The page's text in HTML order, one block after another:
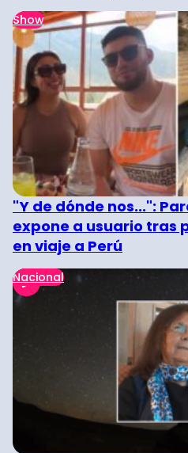
Show
"Y de dónde nos...":
expone a usuario tras
en viaje a Perú
Nacional